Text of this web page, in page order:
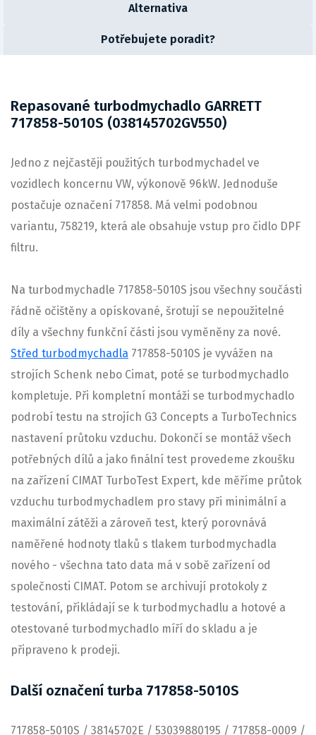
Alternativa
Potřebujete poradit?
Repasované turbodmychadlo GARRETT
717858-5010S (038145702GV550)
Jedno z nejčastěji použitých turbodmychadel ve
vozidlech koncernu VW, výkonově 96kW. Jednoduše
postačuje označení 717858. Má velmi podobnou
variantu, 758219, která ale obsahuje vstup pro čidlo DPF
filtru.
Na turbodmychadle 717858-5010S jsou všechny součásti
řádně očištěny a opískované, šrotují se nepoužitelné
díly a všechny funkční části jsou vyměněny za nové.
Střed turbodmychadla 717858-5010S je vyvážen na
strojích Schenk nebo Cimat, poté se turbodmychadlo
kompletuje. Při kompletní montáži se turbodmychadlo
podrobí testu na strojích G3 Concepts a TurboTechnics
nastavení průtoku vzduchu. Dokončí se montáž všech
potřebných dílů a jako finální test provedeme zkoušku
na zařízení CIMAT TurboTest Expert, kde měříme průtok
vzduchu turbodmychadlem pro stavy při minimální a
maximální zátěži a zároveň test, který porovnává
naměřené hodnoty tlaků s tlakem turbodmychadla
nového - všechna tato data má v sobě zařízení od
společnosti CIMAT. Potom se archivují protokoly z
testování, přikládají se k turbodmychadlu a hotové a
otestované turbodmychadlo míří do skladu a je
připraveno k prodeji.
Další označení turba 717858-5010S
717858-5010S / 38145702E / 53039880195 / 717858-0009 /